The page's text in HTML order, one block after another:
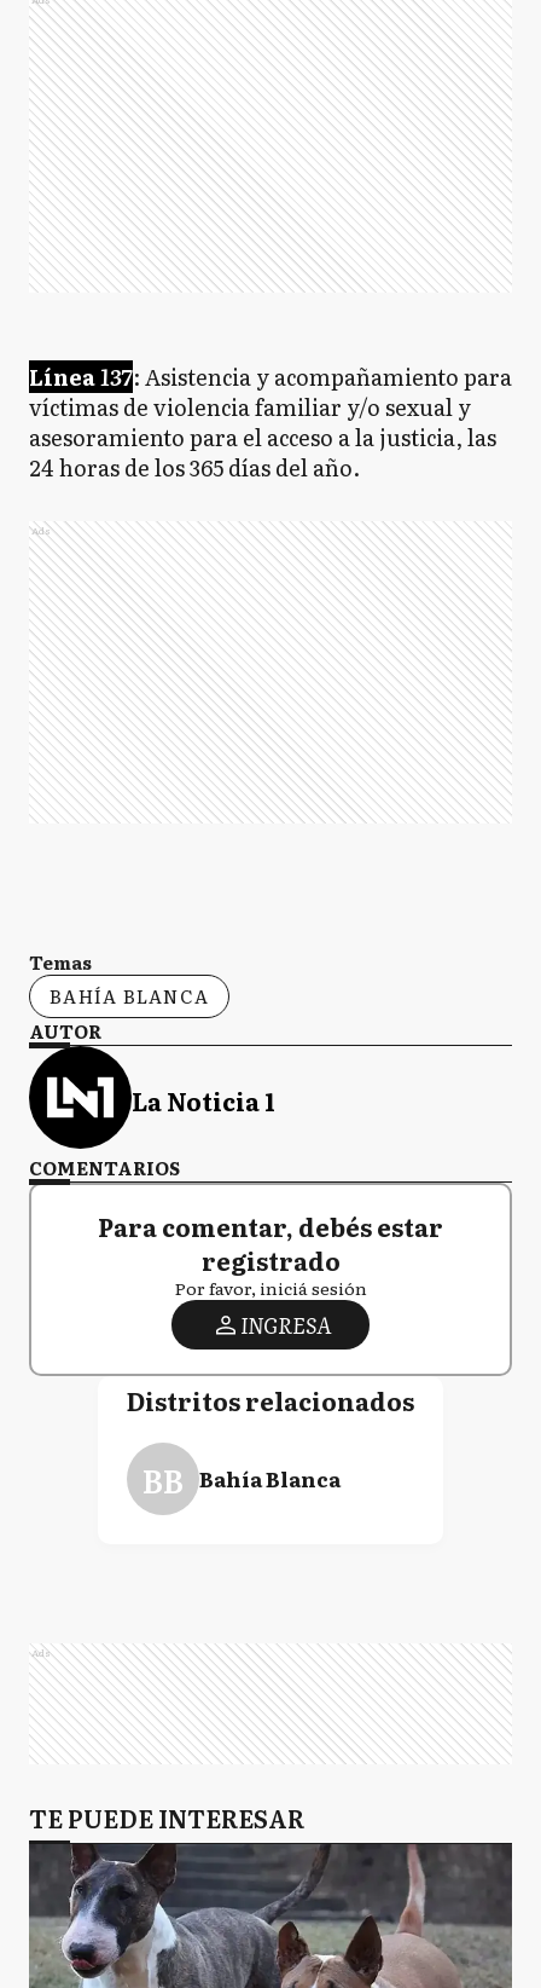
Línea137: Asistencia y acompañamiento para
víctimas de violencia familiar y/o sexual y
asesoramiento para el acceso a la justicia, las
24 horas de los 365 días del año.
Ads
Temas
BAHÍA BLANCA
AUTOR
La Noticia 1
COMENTARIOS
Para comentar, debés estar
registrado
Por favor, iniciá sesión
INGRESA
Distritos relacionados
BB Bahía Blanca
Ads
TE PUEDE INTERESAR